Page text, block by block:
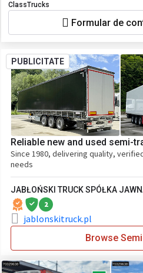
ClassTrucks
Formular de
PUBLICITATE
Reliable new and used semi-
Since 1980, delivering quality,
needs
JABŁOŃSKI TRUCK SPÓŁKA
2
jablonskitruck.pl
Browse